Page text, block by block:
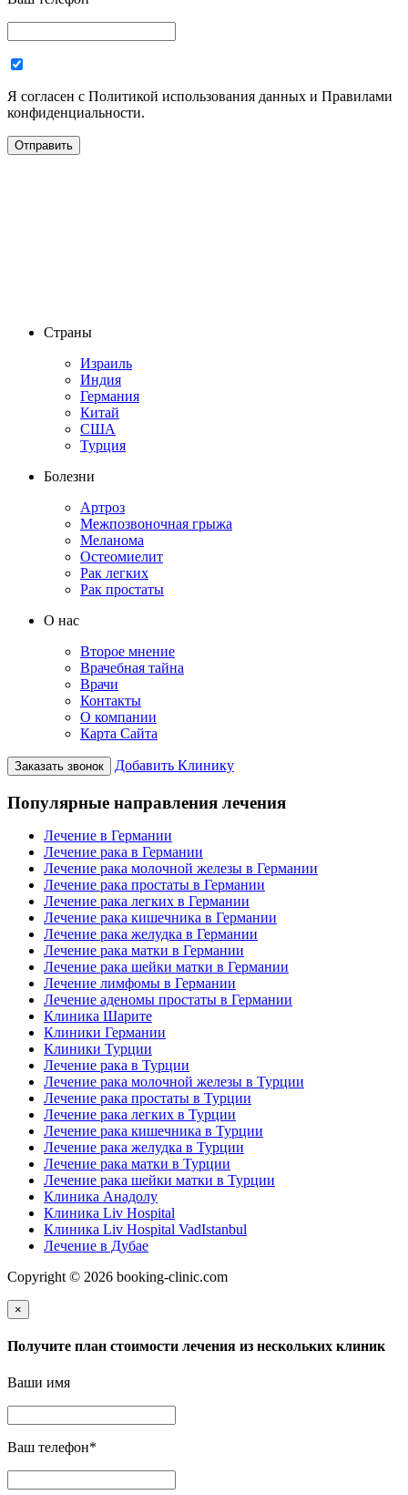
Я согласен с Политикой использования данных и Правилами
конфиденциальности.
Страны
Израиль
Индия
Германия
Китай
США
Турция
Болезни
Артроз
Межпозвоночная грыжа
Меланома
Остеомиелит
Рак легких
Рак простаты
О нас
Второе мнение
Врачебная тайна
Врачи
Контакты
О компании
Карта Сайта
Заказать звонок Добавить Клинику
Популярные направления лечения
Лечение в Германии
Лечение рака в Германии
Лечение рака молочной железы в Германии
Лечение рака простаты в Германии
Лечение рака легких в Германии
Лечение рака кишечника в Германии
Лечение рака желудка в Германии
Лечение рака матки в Германии
Лечение рака шейки матки в Германии
Лечение лимфомы в Германии
Лечение аденомы простаты в Германии
Клиника Шарите
Клиники Германии
Клиники Турции
Лечение рака в Турции
Лечение рака молочной железы в Турции
Лечение рака простаты в Турции
Лечение рака легких в Турции
Лечение рака кишечника в Турции
Лечение рака желудка в Турции
Лечение рака матки в Турции
Лечение рака шейки матки в Турции
Клиника Анадолу
Клиника Liv Hospital
Клиника Liv Hospital VadIstanbul
Лечение в Дубае
Copyright © 2026 booking-clinic.com
×
Получите план стоимости лечения из нескольких клиник
Ваши имя
Ваш телефон*